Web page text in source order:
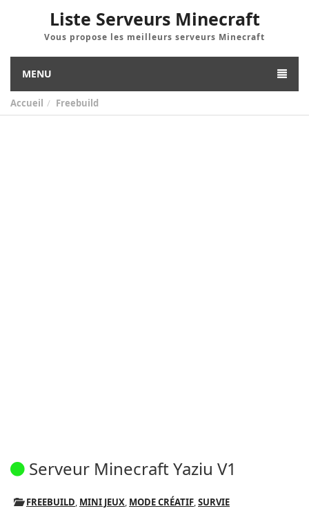
Liste Serveurs Minecraft
Vous propose les meilleurs serveurs Minecraft
MENU
Accueil Freebuild
Serveur Minecraft Yaziu V1
FREEBUILD, MINI JEUX, MODE CRÉATIF,SURVIE